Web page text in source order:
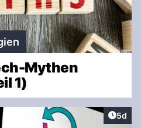
Mythen
1)
5d